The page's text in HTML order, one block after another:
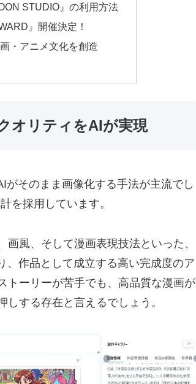
STUDIO』の利用方法
』開催決定！
・アニメ文化を創造
オリティをAIが実現
そのまま画像化する手法が主流でし
を採用しています。
風、そして漫画表現技法といった、
、作品として成立する高い完成度のア
トーリーが苦手でも、高品質な漫画が
する存在と言えるでしょう。